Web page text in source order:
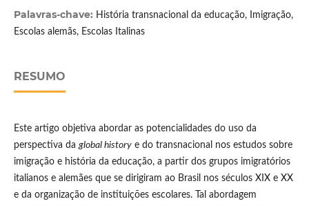
Palavras-chave: História transnacional da educação, Imigração,
Escolas alemãs, Escolas Italinas
RESUMO
Este artigo objetiva abordar as potencialidades do uso da
perspectiva daglobal historye do transnacional nos estudos sobre
imigração e história da educação, a partir dos grupos imigratórios
italianos e alemães que se dirigiram ao Brasil nos séculos XIX e XX
e da organização de instituições escolares. Tal abordagem